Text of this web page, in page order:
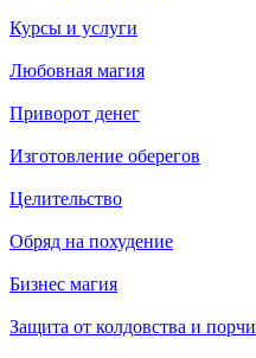
Курсы и услуги
Любовная магия
Приворот денег
Изготовление оберегов
Целительство
Обряд на похудение
Бизнес магия
Защита от колдовства и порчи